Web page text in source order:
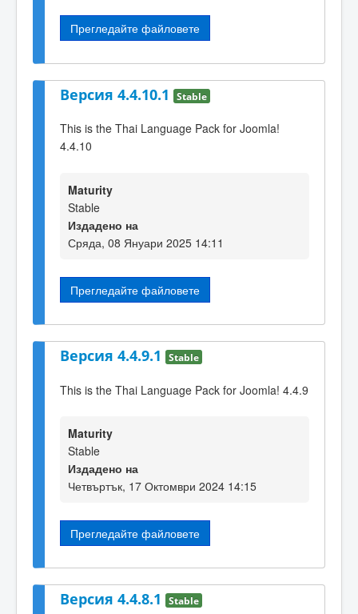
Прегледайте файловете
Версия 4.4.10.1 Stable
This is the Thai Language Pack for Joomla!
4.4.10
Maturity
Stable
Издадено на
Сряда, 08 Януари 2025 14:11
Прегледайте файловете
Версия 4.4.9.1 Stable
This is the Thai Language Pack for Joomla! 4.4.9
Maturity
Stable
Издадено на
Четвъртък, 17 Октомври 2024 14:15
Прегледайте файловете
Версия 4.4.8.1 Stable